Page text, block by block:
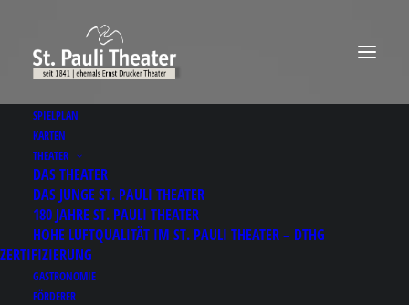
SPIELPLAN
KARTEN
THEATER
DAS THEATER
DAS JUNGE ST. PAULI THEATER
180 JAHRE ST. PAULI THEATER
HOHE LUFTQUALITÄT IM ST. PAULI THEATER – DTHG
ZERTIFIZIERUNG
GASTRONOMIE
FÖRDERER